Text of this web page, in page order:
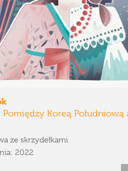
Pomiędzy Koreą Południową
ze skrzydełkami
2022